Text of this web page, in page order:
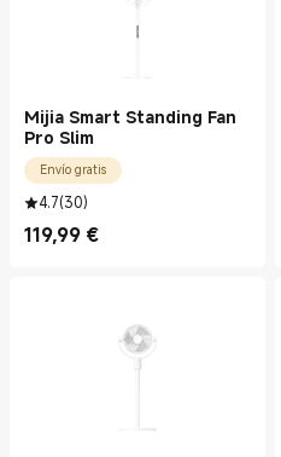
Mijia Smart Standing Fan
Pro Slim
Envío gratis
4.7(30)
119,99 €
Current Price €119.99